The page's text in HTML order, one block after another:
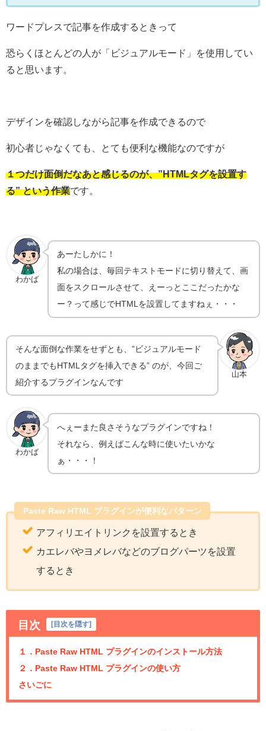
ワードプレスで記事を作成するときって
恐らくほとんどの人が「ビジュアルモード」を使用してい
ると思います。
デザインを確認しながら記事を作成できるので
初心者じゃなくても、とても便利な機能なのですが
１つだけ面倒だなあと感じるのが、”HTMLタグを設置す
る” という作業です。
わかば
あーたしかに！
私の場合は、毎回テキストモードに切り替えて、画
面をスクロールさせて、えーっとここだったかな
ー？って感じでHTMLを設置してますねぇ・・・
山本
そんな面倒な作業をせずとも、”ビジュアルモード
のままでもHTMLタグを挿入できる” のが、今回ご
紹介するプラグインなんです
わかば
へぇーまた良さそうなプラグインですね！
それなら、例えばこんな時に使いたいかな
ぁ・・・！
Paste Raw HTML プラグインが便利なパターン
アフィリエイトリンクを設置するとき
カエレバやヨメレバなどのブログパーツを設置
するとき
目次 [ 目次を隠す]
１．Paste Raw HTML プラグインのインストール方法
２．Paste Raw HTML プラグインの使い方
さいごに